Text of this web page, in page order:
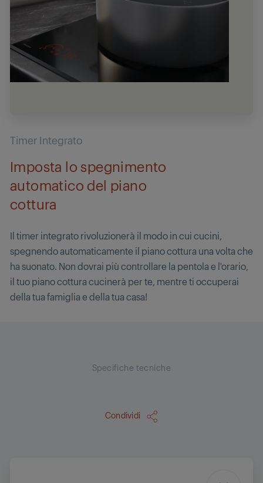
Timer Integrato
Imposta lo spegnimento
automatico del piano
cottura
Il timer integrato rivoluzionerà il modo in cui cucini,
spegnendo automaticamente il piano cottura una volta che
ha suonato. Non dovrai più controllare la pentola e l'orario,
il tuo piano cottura cucinerà per te, mentre ti occuperai
della tua famiglia e della tua casa!
Specifiche tecniche
Condividi